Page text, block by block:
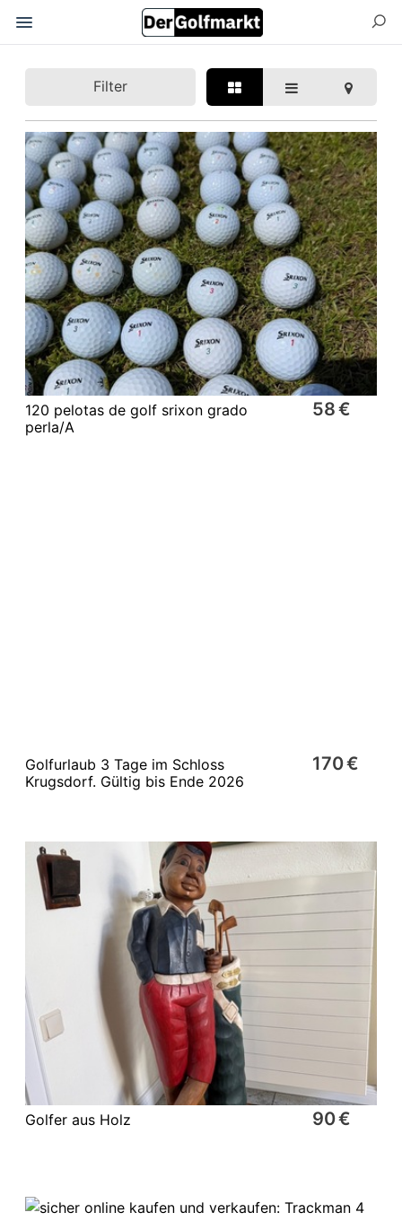
Filter
120 pelotas de golf srixon grado
perla/A
58 €
Golfurlaub 3 Tage im Schloss
Krugsdorf. Gültig bis Ende 2026
170 €
Golfer aus Holz 90 €